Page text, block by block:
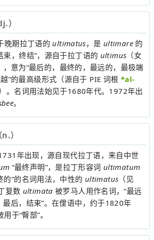
）
晚期拉丁语的ultimatus，是 ultimare的
束，终结”，源自于拉丁语的 ultimus （女
，意为“最后的，最终的，最远的，最极端
”的最高级形式（源自于 PIE 词根 *al-
。名词用法始见于1680年代。1972年出
。
（n.）
年出现，源自现代拉丁语，来自中世
“最终声明”，是拉丁形容词 ultimatum
的”的名词用法，中性的 ultimatus （见
复数 ultimata 被罗马人用作名词，“最远
最后，结束”。在俚语中，约于1820年
用于“臀部”。